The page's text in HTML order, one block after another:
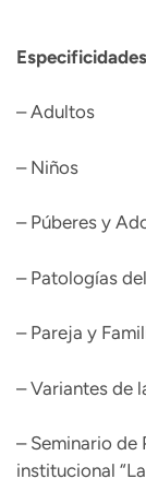
– Adultos
– Niños
– Púberes y
– Patologías
– Pareja y
– Variantes de
– Seminario de
institucional